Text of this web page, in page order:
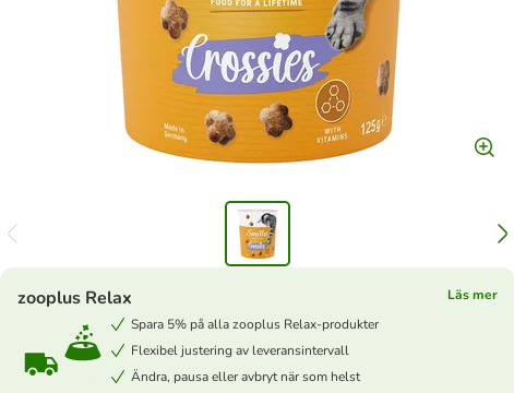
zooplus Relax
Läs mer
Spara 5% på alla zooplus Relax-produkter
Flexibel justering av leveransintervall
Ändra, pausa eller avbryt när som helst